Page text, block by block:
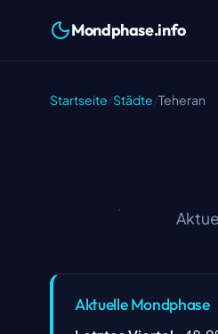
Mondphase.info
Startseite Städte Teheran
Aktuelle Mondphase